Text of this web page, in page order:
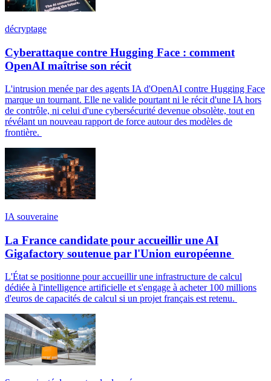
décryptage
Cyberattaque contre Hugging Face : comment
OpenAI maîtrise son récit
L'intrusion menée par des agents IA d'OpenAI contre Hugging Face
marque un tournant. Elle ne valide pourtant ni le récit d'une IA hors
de contrôle, ni celui d'une cybersécurité devenue obsolète, tout en
révélant un nouveau rapport de force autour des modèles de
frontière.
IA souveraine
La France candidate pour accueillir une AI
Gigafactory soutenue par l'Union européenne
L'État se positionne pour accueillir une infrastructure de calcul
dédiée à l'intelligence artificielle et s'engage à acheter 100 millions
d'euros de capacités de calcul si un projet français est retenu.